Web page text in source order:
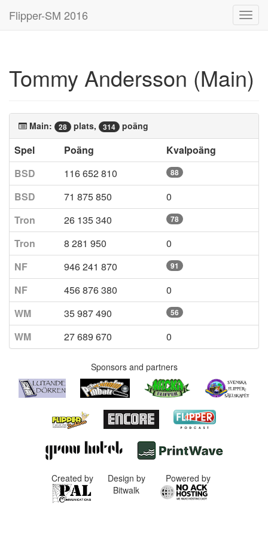
Flipper-SM 2016
Tommy Andersson (Main)
Main: 28 plats, 314 poäng
Spel Poäng
Kvalpoäng
BSD
116 652 810 88
BSD 71 875 850
0
Tron
26 135 340 78
Tron 8 281 950
0
NF
946 241 870 91
NF 456 876 380
0
WM
35 987 490 56
WM 27 689 670 0
Sponsors and partners
Created by
Design by
Bitwalk
Powered by